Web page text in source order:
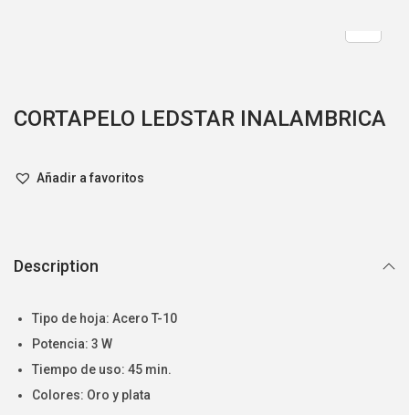
CORTAPELO LEDSTAR INALAMBRICA
Añadir a favoritos
Description
Tipo de hoja: Acero T-10
Potencia: 3 W
Tiempo de uso: 45 min.
Colores: Oro y plata